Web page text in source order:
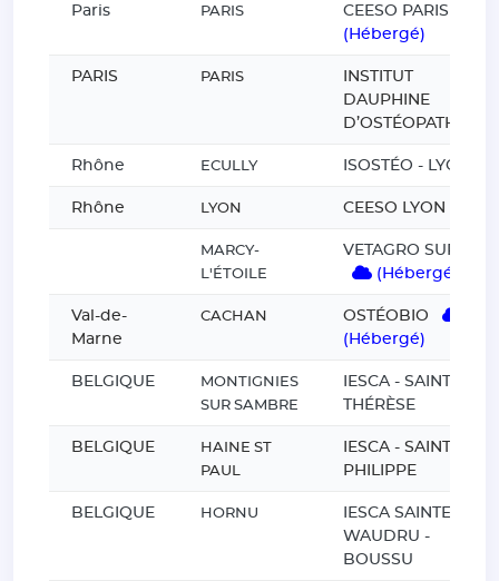
Paris PARIS
CEESO PARIS
(Hébergé)
PARIS PARIS
INSTITUT
DAUPHINE
D’OSTÉOPATHIE
Rhône ECULLY ISOSTÉO - LYON
Rhône LYON CEESO LYON
MARCY-
L'ÉTOILE
VETAGRO SUP
(Hébergé)
Val-de-
Marne
CACHAN
OSTÉOBIO
(Hébergé)
BELGIQUE
MONTIGNIES
SUR SAMBRE
IESCA - SAINTE
THÉRÈSE
BELGIQUE
HAINE ST
PAUL
IESCA - SAINT
PHILIPPE
BELGIQUE HORNU
IESCA SAINTE
WAUDRU -
BOUSSU